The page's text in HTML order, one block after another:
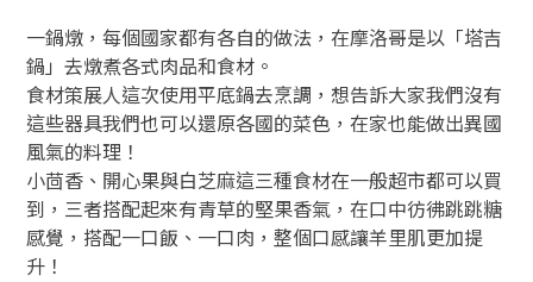
一鍋燉，每個國家都有各自的做法，在摩洛哥是以「塔吉
鍋」去燉煮各式肉品和食材。
食材策展人這次使用平底鍋去烹調，想告訴大家我們沒有
這些器具我們也可以還原各國的菜色，在家也能做出異國
風氣的料理！
小茴香、開心果與白芝麻這三種食材在一般超市都可以買
到，三者搭配起來有青草的堅果香氣，在口中彷彿跳跳糖
感覺，搭配一口飯、一口肉，整個口感讓羊里肌更加提
升！